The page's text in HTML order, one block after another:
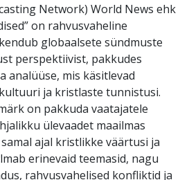
Network) World News ehk
on rahvusvaheline
globaalsete sündmuste
perspektiivist, pakkudes
analüüse, mis käsitlevad
ja kristlaste tunnistusi.
on pakkuda vaatajatele
ülevaadet maailmas
ajal kristlikke väärtusi ja
erinevaid teemasid, nagu
rahvusvahelised konfliktid ja